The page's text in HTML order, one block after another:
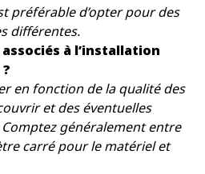
préférable d’opter pour des
différentes.
à l’installation
en fonction de la qualité des
et des éventuelles
généralement entre
carré pour le matériel et